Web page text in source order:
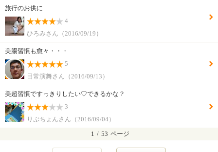
旅行のお供に
4
ひろみさん（2016/09/19）
美腸習慣も愈々・・・
5
日常演舞さん（2016/09/13）
美超習慣ですっきりしたい♡できるかな？
3
りぷちょんさん（2016/09/04）
1 / 53 ページ